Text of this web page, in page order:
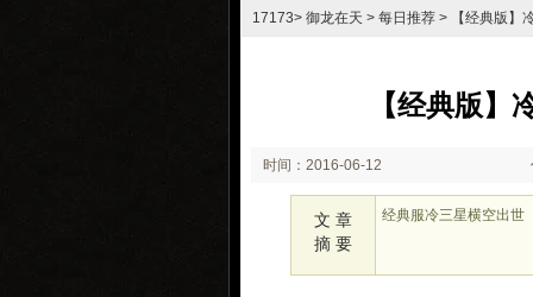
17173> 御龙在天 > 每日推荐 > 【经典版】
【经典版】
时间：2016-06-12
23:12
文 章
摘 要
经典服冷三星横空出世